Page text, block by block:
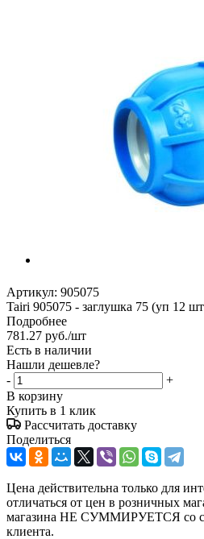
Артикул: 905075
Tairi 905075 - заглушка 75 (уп 12
Подробнее
781.27 руб./шт
Есть в наличии
Нашли дешевле?
-
+
В корзину
Купить в 1 клик
Рассчитать доставку
Поделиться
Цена действительна только для
отличаться от цен в розничных
магазина НЕ СУММИРУЕТСЯ со
клиента.